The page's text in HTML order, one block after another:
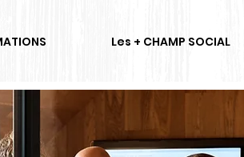
Les + CHAMP SOCIAL